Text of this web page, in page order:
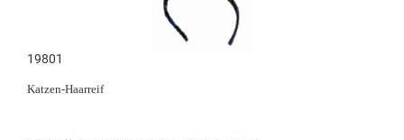
19801
Katzen-Haarreif